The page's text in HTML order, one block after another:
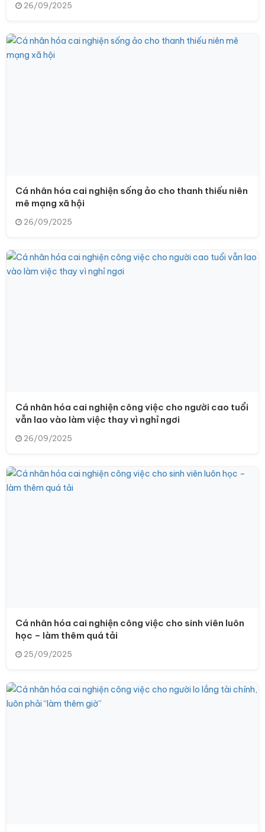
26/09/2025
Cá nhân hóa cai nghiện sống ảo cho thanh thiếu niên
mê mạng xã hội
26/09/2025
Cá nhân hóa cai nghiện công việc cho người cao tuổi
vẫn lao vào làm việc thay vì nghỉ ngơi
26/09/2025
Cá nhân hóa cai nghiện công việc cho sinh viên luôn
học – làm thêm quá tải
25/09/2025